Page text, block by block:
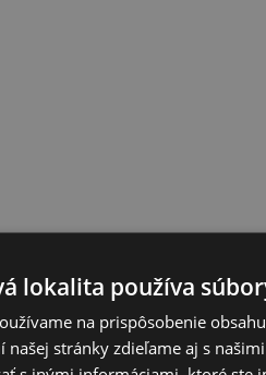
Turčanovej za doterajšiu
lokalita používa
na prispôsobenie
našej stránky zdieľame aj s